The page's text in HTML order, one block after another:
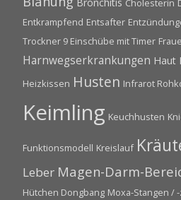
Bronchitis Cholesterin
Entkrampfend Entsafter
Trockner 9 Einschübe mit Timer
Harnwegserkrankungen Haut
Heizkissen Husten Infrarot
Keimling Keuchhusten
Funktionsmodell Kreislauf
Leber Magen-Darm-
Hütchen Dongbang Moxa-Stangen /